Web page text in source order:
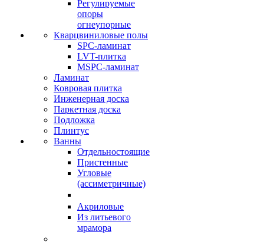
Регулируемые
опоры
огнеупорные
Кварцвиниловые полы
SPC-ламинат
LVT-плитка
MSPC-ламинат
Ламинат
Ковровая плитка
Инженерная доска
Паркетная доска
Подложка
Плинтус
Ванны
Отдельностоящие
Пристенные
Угловые
(ассиметричные)
Акриловые
Из литьевого
мрамора